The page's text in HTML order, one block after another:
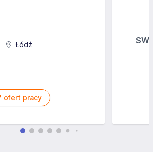
Łódź
ofert pracy